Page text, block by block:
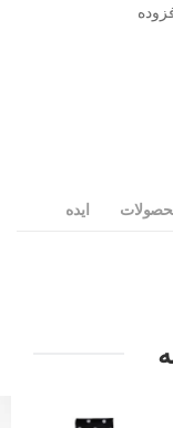
افزوده
ایده